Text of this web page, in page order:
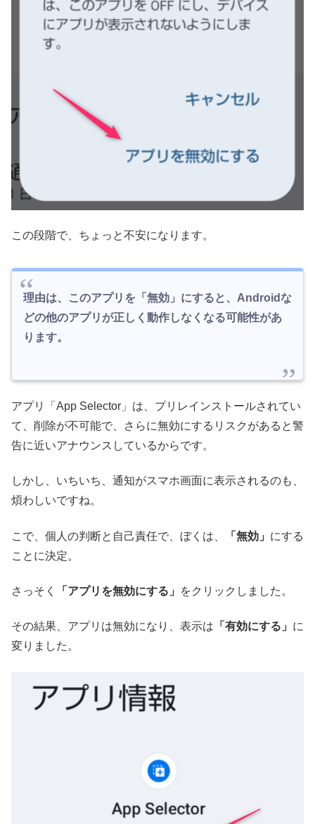
この段階で、ちょっと不安になります。
理由は、このアプリを「無効」にすると、Androidな
どの他のアプリが正しく動作しなくなる可能性があ
ります。
アプリ「App Selector」は、プリレインストールされてい
て、削除が不可能で、さらに無効にするリスクがあると警
告に近いアナウンスしているからです。
しかし、いちいち、通知がスマホ画面に表示されるのも、
煩わしいですね。
こで、個人の判断と自己責任で、ぼくは、 「無効」 にする
ことに決定。
さっそく 「アプリを無効にする」 をクリックしました。
その結果、アプリは無効になり、表示は 「有効にする」 に
変りました。